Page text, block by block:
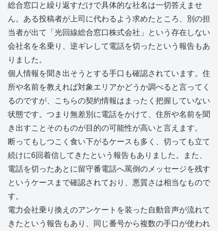
総合窓口と繰り返すだけで具体的な社名は一切答えませ
ん。ある投稿者が上司に代わるよう求めたところ、別の担
当者が出て「光回線総合窓口株式会社」という存在しない
会社名を名乗り、逆ギレして電話を切ったという報告もあ
りました。
個人情報を聞き出そうとする手口も確認されています。住
所や名前を教えれば対象エリアかどうか調べると言ってく
るのですが、こちらの契約情報はまったく把握していない
状態です。つまり無差別に電話をかけて、住所や名前を聞
き出すことそのものが目的の可能性が高いと言えます。
断ってもしつこく食い下がるケースも多く、切っても立て
続けに6回着信してきたという報告もありました。また、
電話を切ったあとに留守番電話へ罵倒のメッセージを残す
というケースまで確認されており、悪質さは相当なもので
す。
電力会社乗り換えのアンケートを装った自動音声が流れて
きたという報告もあり、同じ番号から複数の手口が使われ